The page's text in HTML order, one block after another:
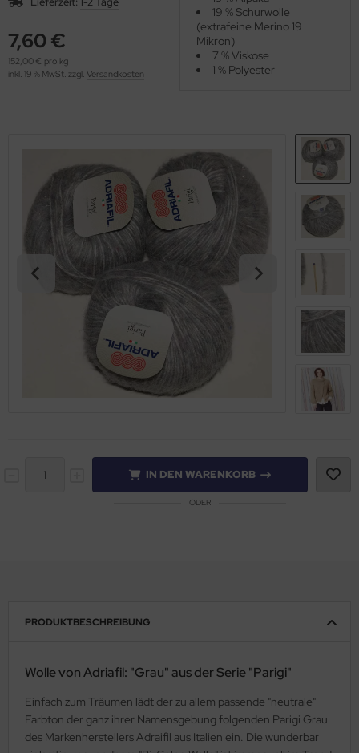
7,60 €
152,00 € pro kg
inkl. 19 % MwSt. zzgl. Versandkosten
19 % Schurwolle
(extrafeine Merino 19
Mikron)
7 % Viskose
1 % Polyester
IN DEN WARENKORB
ODER
PRODUKTBESCHREIBUNG
Wolle von Adriafil: "Grau" aus der Serie "Parigi"
Einfach zum Träumen lädt der zu allem passende "neutrale"
Farbton der ganz ihrer Namensgebung folgenden Parigi Grau
des Markenherstellers Adraifil aus Italien ein. Die wunderbar